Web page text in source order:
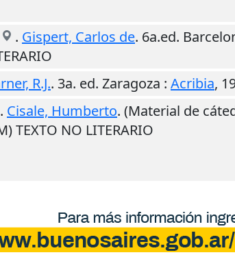
. Gispert, Carlos de. 6a.ed.
R.J.. 3a. ed. Zaragoza : Acribia,
. Cisale, Humberto. (Material de
TEXTO NO LITERARIO